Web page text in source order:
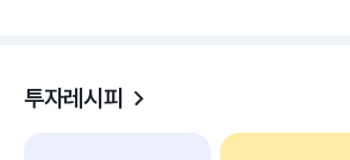
투자레시피